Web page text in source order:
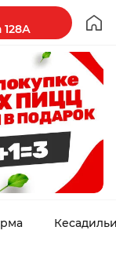
128А